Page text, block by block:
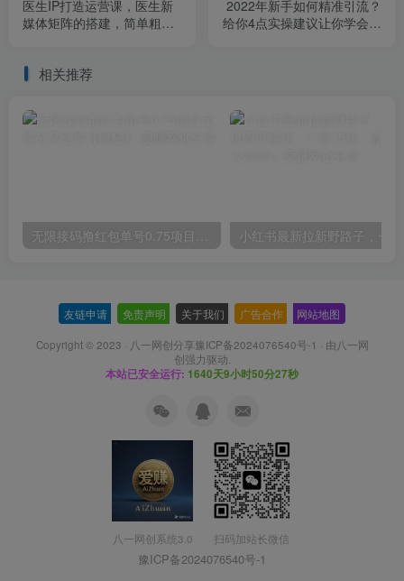
医生IP打造运营课，医生新
媒体矩阵的搭建，简单粗
2022年新手如何精准引流？
给你4点实操建议让你学会正
相关推荐
无限接码撸红包单号0.75项目无偿分享给你【揭秘】
友链申请 免责声明 关于我们 广告合作 网站地图
Copyright © 2023 · 八一网创分享豫ICP备2024076540号-1 · 由八一网
创强力驱动.
本站已安全运行: 1640天9小时50分27秒
八一网创系统3.0 扫码加站长微信
豫ICP备2024076540号-1